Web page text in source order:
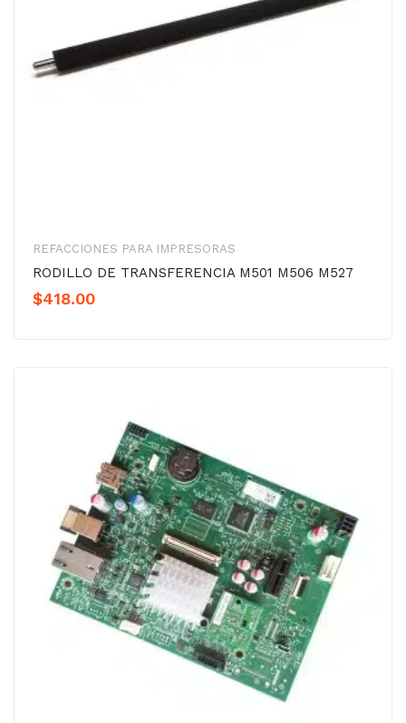
REFACCIONES PARA IMPRESORAS
RODILLO DE TRANSFERENCIA M501 M506 M527
$418.00